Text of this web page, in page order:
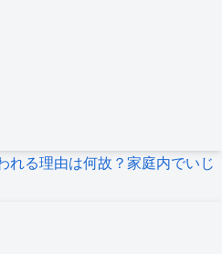
れる理由は何故？家庭内でいじ